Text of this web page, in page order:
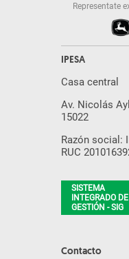
Representate
IPESA
Casa central
Av. Nicolás
15022
Razón social:
RUC
SISTEMA
INTEGRADO DE
GESTIÓN - SIG
Contacto